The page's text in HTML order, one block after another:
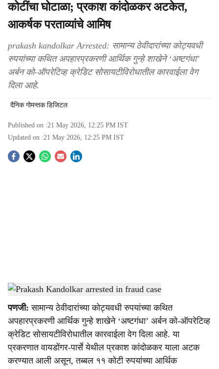
कोटींचा घोटाळा; प्रकाश कांदोळकर अटकेत,
आकर्षक परताव्यांचे आमिष
prakash kandolkar Arrested: सामान्य ठेवीदारांच्या कोट्यवधी
रुपयांच्या कथित अपहारप्रकरणी आर्थिक गुन्हे शाखेने ‘अष्टगंधा’
अर्बन को-ऑपरेटिव्ह क्रेडिट सोसायटीविरोधातील कारवाईला वेग
दिला आहे.
दैनिक गोमन्तक डिजिटल
Published on :21 May 2026, 12:25 PM IST
Updated on :21 May 2026, 12:25 PM IST
S
a
r
e
Prakash Kandolkar arrested in fraud case-Dainik Gomantak
पणजी: सामान्य ठेवीदारांच्या कोट्यवधी रुपयांच्या कथित
अपहारप्रकरणी आर्थिक गुन्हे शाखेने ‘अष्टगंधा’ अर्बन को-ऑपरेटिव्ह
क्रेडिट सोसायटीविरोधातील कारवाईला वेग दिला आहे. या
प्रकरणात वायडोंगर-पार्से येथील प्रकाश कांदोळकर याला अटक
करण्यात आली असून, तब्बल ११ कोटी रुपयांच्या आर्थिक